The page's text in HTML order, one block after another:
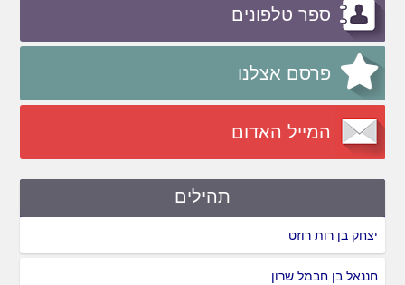
ספר טלפונים
פרסם אצלנו
המייל האדום
תהילים
יצחק בן רות רוזט
חננאל בן חבמל שרון